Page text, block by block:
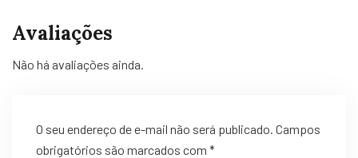
Avaliações
Não há avaliações ainda.
O seu endereço de e-mail não será publicado. Campos
obrigatórios são marcados com *